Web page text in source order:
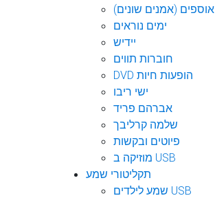
אוספים (אמנים שונים)
ימים נוראים
יידיש
חוברות תווים
DVD הופעות חיות
ישי ריבו
אברהם פריד
שלמה קרליבך
פיוטים ובקשות
מוזיקה ב USB
תקליטורי שמע
שמע לילדים USB